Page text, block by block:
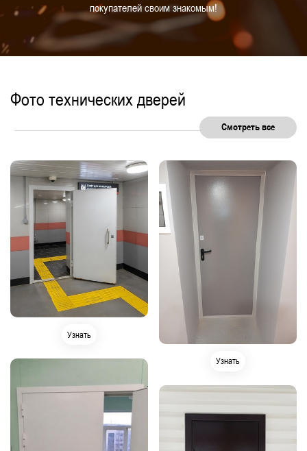
покупателей своим знакомым!
Фото технических дверей
Смотреть все
Узнать
Узнать